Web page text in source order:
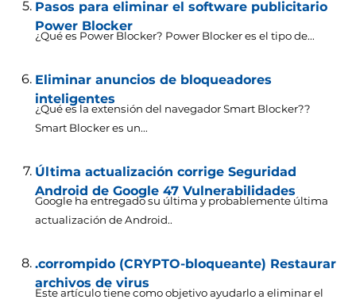
Pasos para eliminar el software publicitario
Power Blocker
¿Qué es Power Blocker? Power Blocker es el tipo de...
Eliminar anuncios de bloqueadores
inteligentes
¿Qué es la extensión del navegador Smart Blocker??
Smart Blocker es un...
Última actualización corrige Seguridad
Android de Google 47 Vulnerabilidades
Google ha entregado su última y probablemente última
actualización de Android..
.corrompido (CRYPTO-bloqueante) Restaurar
archivos de virus
Este artículo tiene como objetivo ayudarlo a eliminar el